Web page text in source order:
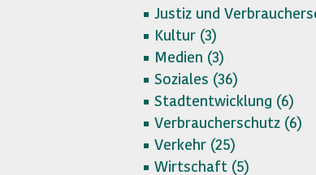
Justiz und
Kultur (3)
Medien (3)
Soziales (36)
Stadtentwicklung (6)
Verbraucherschutz (6)
Verkehr (25)
Wirtschaft (5)